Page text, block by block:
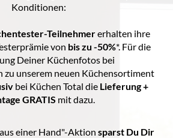
Konditionen:
-Teilnehmererhalten ihre
von bis zu -50%*. Für die
Deiner Küchenfotos bei
zu unserem neuen Küchensortiment
bei Küchen Total die Lieferung +
GRATIS mit dazu.
einer Hand"-Aktion sparst Du Dir